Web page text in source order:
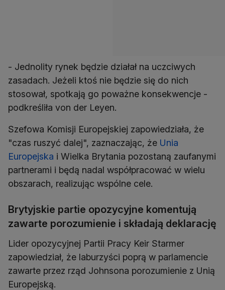
- Jednolity rynek będzie działał na uczciwych
zasadach. Jeżeli ktoś nie będzie się do nich
stosował, spotkają go poważne konsekwencje -
podkreśliła von der Leyen.
Szefowa Komisji Europejskiej zapowiedziała, że
"czas ruszyć dalej", zaznaczając, że Unia
Europejska i Wielka Brytania pozostaną zaufanymi
partnerami i będą nadal współpracować w wielu
obszarach, realizując wspólne cele.
Brytyjskie partie opozycyjne komentują
zawarte porozumienie i składają deklarację
Lider opozycyjnej Partii Pracy Keir Starmer
zapowiedział, że laburzyści poprą w parlamencie
zawarte przez rząd Johnsona porozumienie z Unią
Europejską.